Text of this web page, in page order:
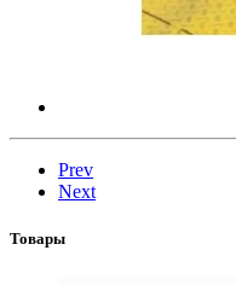
Prev
Next
Товары